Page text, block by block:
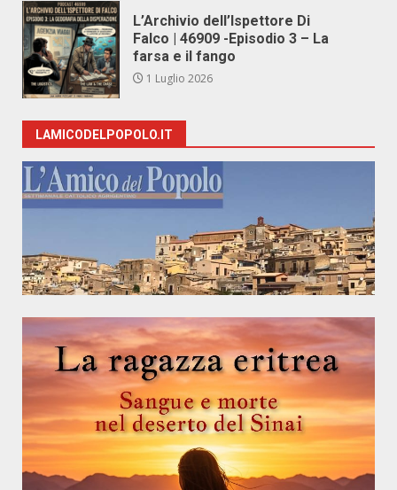
L’Archivio dell’Ispettore Di
Falco | 46909 -Episodio 3 – La
farsa e il fango
1 Luglio 2026
LAMICODELPOPOLO.IT